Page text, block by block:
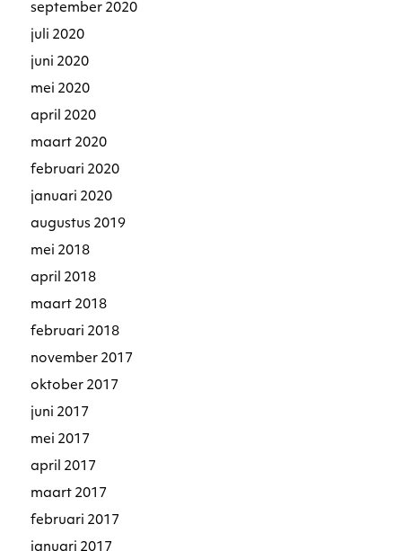
september 2020
juli 2020
juni 2020
mei 2020
april 2020
maart 2020
februari 2020
januari 2020
augustus 2019
mei 2018
april 2018
maart 2018
februari 2018
november 2017
oktober 2017
juni 2017
mei 2017
april 2017
maart 2017
februari 2017
januari 2017